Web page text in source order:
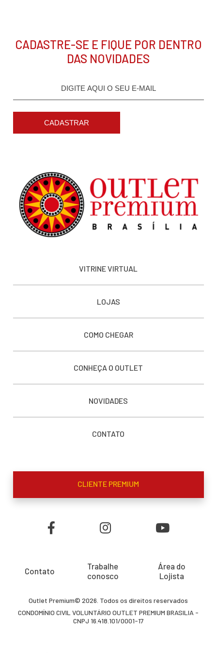
CADASTRE-SE E FIQUE POR DENTRO
DAS NOVIDADES
CADASTRAR
VITRINE VIRTUAL
LOJAS
COMO CHEGAR
CONHEÇA O OUTLET
NOVIDADES
CONTATO
CLIENTE PREMIUM
Contato
Trabalhe
conosco
Área do
Lojista
Outlet Premium© 2026. Todos os direitos reservados
CONDOMÍNIO CIVIL VOLUNTÁRIO OUTLET PREMIUM BRASILIA -
CNPJ 16.418.101/0001-17